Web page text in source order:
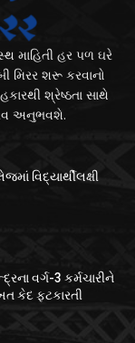
માહિતી હર પળ ઘરે
મિરર શરૂ કરવાનો
શ્રેષ્ઠતા સાથે
અનુભવશે.
વિદ્યાર્થીલક્ષી
વર્ગ-3 કર્મચારીને
કેદ ફટકારતી